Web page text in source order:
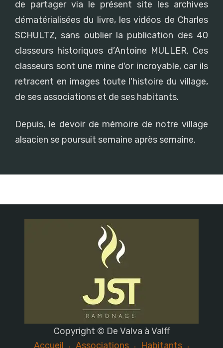
de partager via le présent site les archives
dématérialisées du livre, les vidéos de Charles
SCHULTZ, sans oublier la publication des 40
classeurs historiques d’Antoine MULLER. Ces
classeurs sont une mine d'or incroyable, car ils
retracent en images toute l'histoire du village,
de ses associations et de ses habitants.
Depuis, le devoir de mémoire de notre village
alsacien se poursuit semaine après semaine.
Copyright © De Valva à Valff
Accueil
Associations Habitants